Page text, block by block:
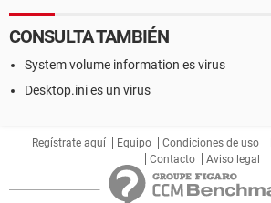
CONSULTA TAMBIÉN
System volume information es virus
Desktop.ini es un virus
Regístrate aquí Equipo Condiciones de uso
Contacto
Aviso legal